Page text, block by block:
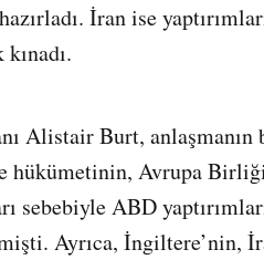
İran ise
Alistair Burt, anlaşmanın
hükümetinin, Avrupa
ABD
Ayrıca, İngiltere’nin,